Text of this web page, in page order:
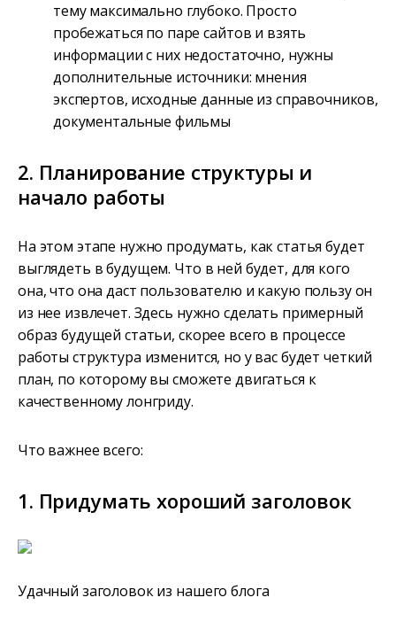
тему максимально глубоко. Просто
пробежаться по паре сайтов и взять
информации с них недостаточно, нужны
дополнительные источники: мнения
экспертов, исходные данные из справочников,
документальные фильмы
2. Планирование структуры и
начало работы
На этом этапе нужно продумать, как статья будет
выглядеть в будущем. Что в ней будет, для кого
она, что она даст пользователю и какую пользу он
из нее извлечет. Здесь нужно сделать примерный
образ будущей статьи, скорее всего в процессе
работы структура изменится, но у вас будет четкий
план, по которому вы сможете двигаться к
качественному лонгриду.
Что важнее всего:
1. Придумать хороший заголовок
Удачный заголовок из нашего блога